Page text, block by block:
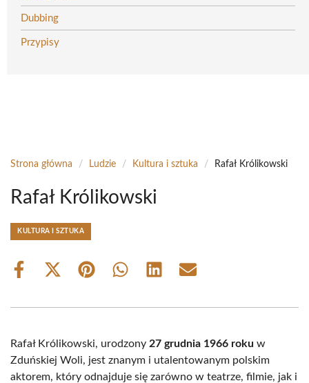
Dubbing
Przypisy
Strona główna / Ludzie / Kultura i sztuka / Rafał Królikowski
Rafał Królikowski
KULTURA I SZTUKA
Share
Share
(Twitter)
Share Share Share Share
Rafał Królikowski, urodzony 27 grudnia 1966 roku w
Zduńskiej Woli, jest znanym i utalentowanym polskim
aktorem, który odnajduje się zarówno w teatrze, filmie, jak i